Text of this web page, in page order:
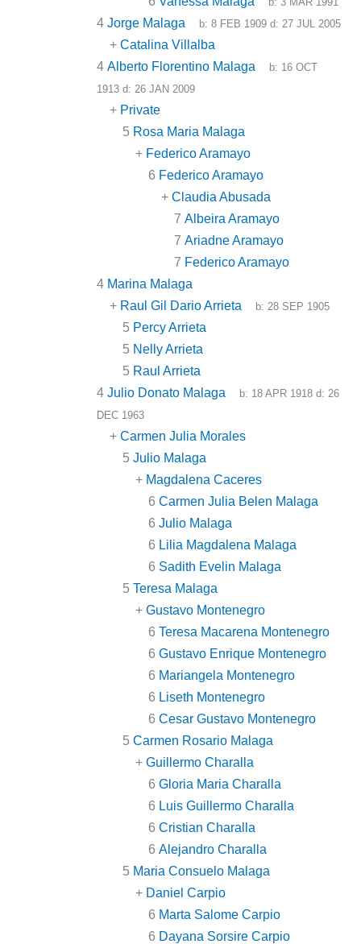
4 Jorge Malaga b:8 FEB 1909 d:27 JUL 2005
+ Catalina Villalba
4 Alberto Florentino Malaga b: 16 OCT
1913 d: 26 JAN 2009
+ Private
5 Rosa Maria Malaga
+ Federico Aramayo
6 Federico Aramayo
+ Claudia Abusada
7 Albeira Aramayo
7 Ariadne Aramayo
7 Federico Aramayo
4 Marina Malaga
+ Raul Gil Dario Arrieta b:28 SEP 1905
5 Percy Arrieta
5 Nelly Arrieta
5 Raul Arrieta
4 Julio Donato Malaga b: 18 APR 1918 d:26
DEC 1963
+ Carmen Julia Morales
5 Julio Malaga
+ Magdalena Caceres
6 Carmen Julia Belen Malaga
6 Julio Malaga
6 Lilia Magdalena Malaga
6 Sadith Evelin Malaga
5 Teresa Malaga
+ Gustavo Montenegro
6 Teresa Macarena Montenegro
6 Gustavo Enrique Montenegro
6 Mariangela Montenegro
6 Liseth Montenegro
6 Cesar Gustavo Montenegro
5 Carmen Rosario Malaga
+ Guillermo Charalla
6 Gloria Maria Charalla
6 Luis Guillermo Charalla
6 Cristian Charalla
6 Alejandro Charalla
5 Maria Consuelo Malaga
+ Daniel Carpio
6 Marta Salome Carpio
6 Dayana Sorsire Carpio